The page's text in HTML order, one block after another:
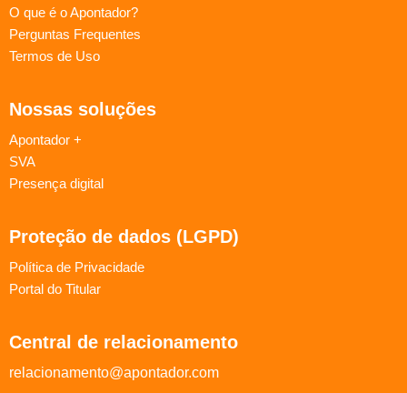
O que é o Apontador?
Perguntas Frequentes
Termos de Uso
Nossas soluções
Apontador +
SVA
Presença digital
Proteção de dados (LGPD)
Política de Privacidade
Portal do Titular
Central de relacionamento
relacionamento@apontador.com